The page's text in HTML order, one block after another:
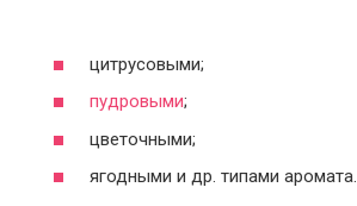
цитрусовыми;
пудровыми;
цветочными;
ягодными и др. типами аромата.